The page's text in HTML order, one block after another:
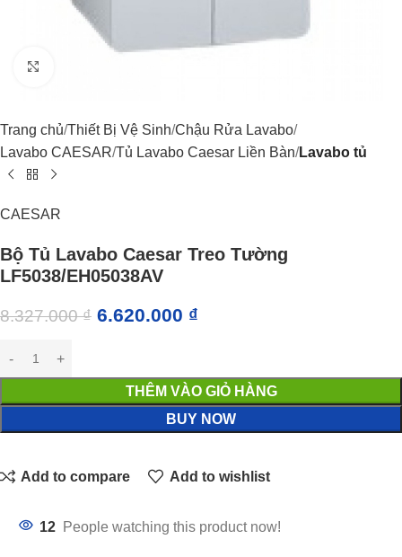
Trang chủ Thiết Bị Vệ Sinh Chậu Rửa Lavabo
Lavabo CAESAR Tủ Lavabo Caesar Liền Bàn Lavabo tủ
CAESAR
Bộ Tủ Lavabo Caesar Treo Tường
LF5038/EH05038AV
8.327.000₫ 6.620.000 ₫
THÊM VÀO GIỎ HÀNG
BUY NOW
Add to compare Add to wishlist
12 People watching this product now!